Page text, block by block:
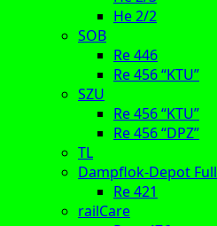
He 2/2
SOB
Re 446
Re 456 “KTU”
SZU
Re 456 “KTU”
Re 456 “DPZ”
TL
Dampflok-Depot Full
Re 421
railCare